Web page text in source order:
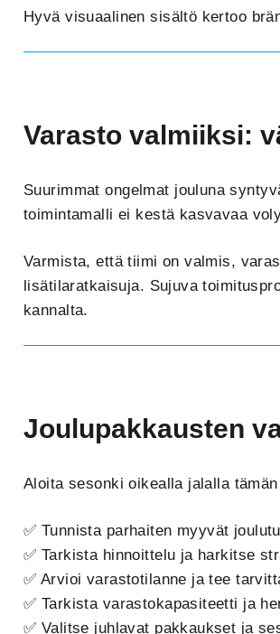
Hyvä visuaalinen sisältö kertoo
Varasto valmiiksi:
Suurimmat ongelmat jouluna
toimintamalli ei kestä kasvavaa
Varmista, että tiimi on valmis,
lisätilaratkaisuja. Sujuva
kannalta.
Joulupakkausten
Aloita sesonki oikealla jalalla
✅ Tunnista parhaiten myyvät
✅ Tarkista hinnoittelu ja harkitse
✅ Arvioi varastotilanne ja tee
✅ Tarkista varastokapasiteetti ja
✅ Valitse juhlavat pakkaukset ja